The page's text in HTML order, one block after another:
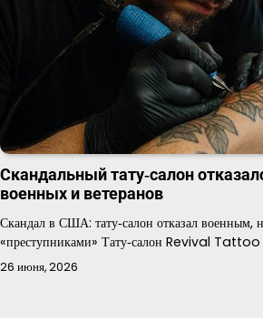
Скандальный тату‑салон
военных и ветеранов
Скандал в США: тату‑салон отказал военным,
«преступниками» Тату‑салон Revival
26 июня, 2026